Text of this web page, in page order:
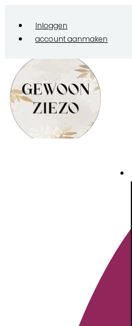
Inloggen
account aanmaken